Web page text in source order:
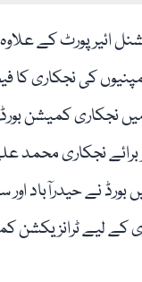
ائیرپورٹ کے
کی نجکاری کا
نجکاری کمیشن
نجکاری محمد
نے حیدرآباد اور
کے لیے ٹرانزیکشن